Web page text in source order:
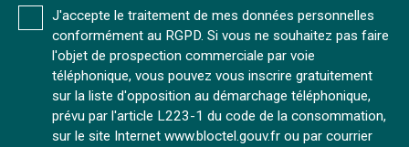
J'accepte le traitement de mes données personnelles
conformément au RGPD. Si vous ne souhaitez pas faire
l'objet de prospection commerciale par voie
téléphonique, vous pouvez vous inscrire gratuitement
sur la liste d'opposition au démarchage téléphonique,
prévu par l'article L223-1 du code de la consommation,
sur le site Internet www.bloctel.gouv.fr ou par courrier